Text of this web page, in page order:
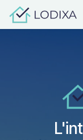
Se rendre au contenu